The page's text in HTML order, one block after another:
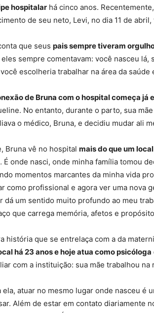
hospitalar há cinco anos.
de seu neto, Levi, no dia 11 de
que seus pais sempre tiveram
eles sempre comentavam: você nasceu
escolheria trabalhar na área da saúde
de Bruna com o hospital começa já
No entanto, durante o parto, sua
o médico, Bruna, e decidiu mudar ali
Bruna vê no hospital mais do que um
É onde nasci, onde minha família tomou
momentos marcantes da minha vida
como profissional e agora ver uma nova
dá um sentido muito profundo ao meu
que carrega memória, afetos e
história que se entrelaça com a da
há 23 anos e hoje atua como psicóloga
com a instituição: sua mãe trabalhou na
ela, atuar no mesmo lugar onde nasceu é
Além de estar em contato diariamente